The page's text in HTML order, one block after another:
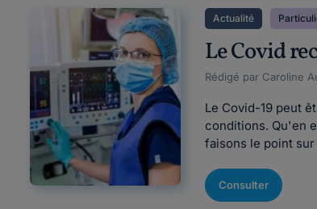
Actualité
Le Covid
Rédigé par Caroline
Le Covid-19 peut
conditions. Qu'en
faisons le point
Consulter